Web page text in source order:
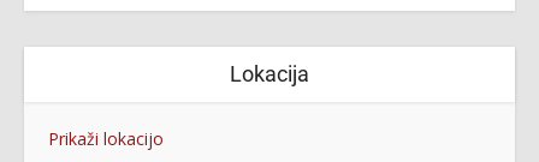
Lokacija
Prikaži lokacijo